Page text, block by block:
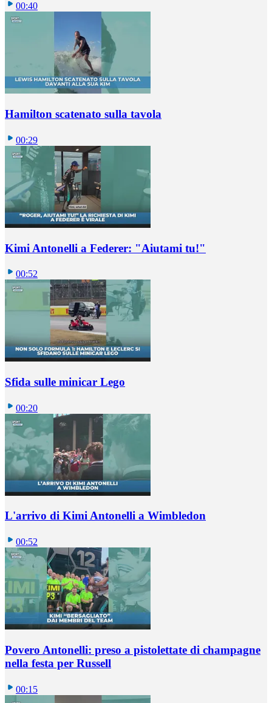
00:40
Hamilton scatenato sulla tavola
00:29
Kimi Antonelli a Federer: "Aiutami tu!"
00:52
Sfida sulle minicar Lego
00:20
L'arrivo di Kimi Antonelli a Wimbledon
00:52
Povero Antonelli: preso a pistolettate di champagne
nella festa per Russell
00:15